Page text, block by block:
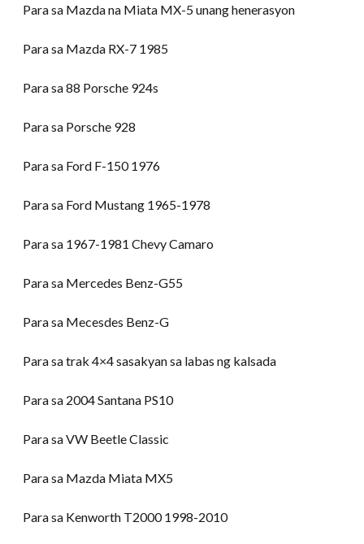
Para sa Mazda na Miata MX-5 unang henerasyon
Para sa Mazda RX-7 1985
Para sa 88 Porsche 924s
Para sa Porsche 928
Para sa Ford F-150 1976
Para sa Ford Mustang 1965-1978
Para sa 1967-1981 Chevy Camaro
Para sa Mercedes Benz-G55
Para sa Mecesdes Benz-G
Para sa trak 4×4 sasakyan sa labas ng kalsada
Para sa 2004 Santana PS10
Para sa VW Beetle Classic
Para sa Mazda Miata MX5
Para sa Kenworth T2000 1998-2010